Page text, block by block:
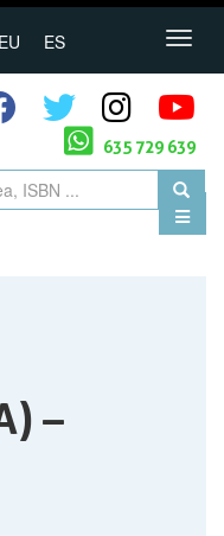
EU ES
635 729 639
–